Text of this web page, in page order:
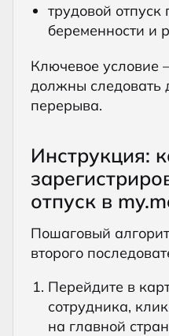
трудовой отпуск
беременности и
Ключевое условие
должны следовать
перерыва.
Инструкция:
отпуск в
Пошаговый
второго
Перейдите в
сотрудника,
на главной